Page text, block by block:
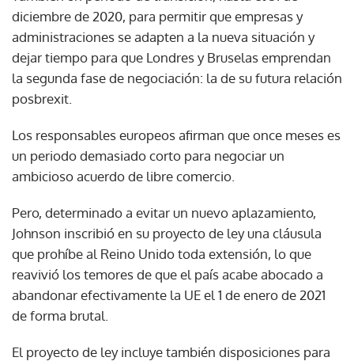
diciembre de 2020, para permitir que empresas y
administraciones se adapten a la nueva situación y
dejar tiempo para que Londres y Bruselas emprendan
la segunda fase de negociación: la de su futura relación
posbrexit.
Los responsables europeos afirman que once meses es
un periodo demasiado corto para negociar un
ambicioso acuerdo de libre comercio.
Pero, determinado a evitar un nuevo aplazamiento,
Johnson inscribió en su proyecto de ley una cláusula
que prohíbe al Reino Unido toda extensión, lo que
reavivió los temores de que el país acabe abocado a
abandonar efectivamente la UE el 1 de enero de 2021
de forma brutal.
El proyecto de ley incluye también disposiciones para